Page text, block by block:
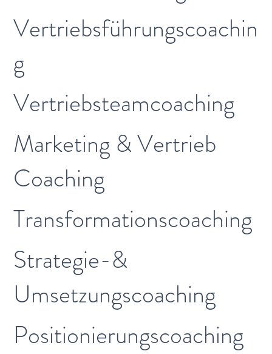
Vertriebsführungscoachin
g
Vertriebsteamcoaching
Marketing & Vertrieb
Coaching
Transformationscoaching
Strategie-&
Umsetzungscoaching
Positionierungscoaching